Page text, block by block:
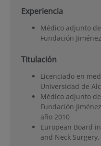
Experiencia
Médico adjunto
Fundación
Titulación
Licenciado en
Universidad de
Médico adjunto
Fundación
año 2010
European Board
and Neck Surgery,